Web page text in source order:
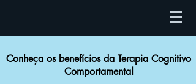
Conheça os benefícios da Terapia Cognitivo
Comportamental